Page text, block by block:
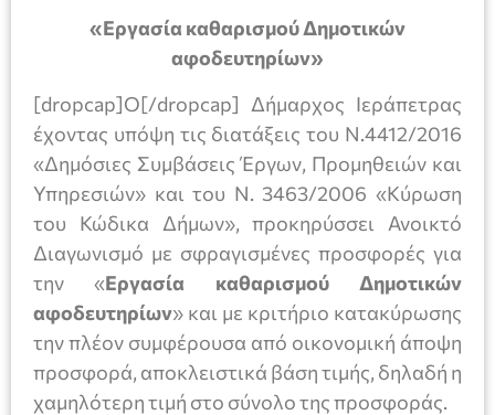
«Εργασία καθαρισμού Δημοτικών
αφοδευτηρίων»
[dropcap]Ο[/dropcap] Δήμαρχος Ιεράπετρας
έχοντας υπόψη τις διατάξεις του Ν.4412/2016
«Δημόσιες Συμβάσεις Έργων, Προμηθειών και
Υπηρεσιών» και του Ν. 3463/2006 «Κύρωση
του Κώδικα Δήμων», προκηρύσσει Ανοικτό
Διαγωνισμό με σφραγισμένες προσφορές για
την «Εργασία καθαρισμού Δημοτικών
αφοδευτηρίων» και με κριτήριο κατακύρωσης
την πλέον συμφέρουσα από οικονομική άποψη
προσφορά, αποκλειστικά βάση τιμής, δηλαδή η
χαμηλότερη τιμή στο σύνολο της προσφοράς.